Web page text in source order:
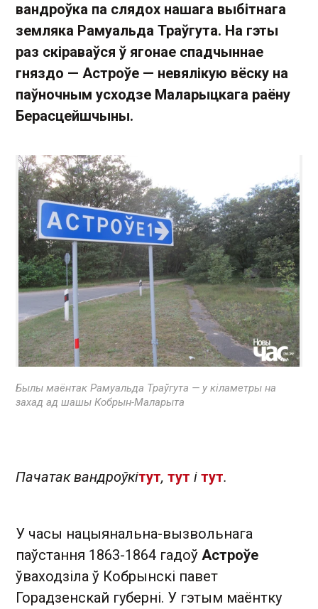
вандроўка па слядох нашага выбітнага
земляка Рамуальда Траўгута. На гэты
раз скіраваўся ў ягонае спадчыннае
гняздо — Астроўе — невялікую вёску на
паўночным усходзе Маларыцкага раёну
Берасцейшчыны.
Былы маёнтак Рамуальда Траўгута — у кіламетры на
захад ад шашы Кобрын-Маларыта
Пачатак вандроўкітут, тут і тут.
У часы нацыянальна-вызвольнага
паўстання 1863-1864 гадоў Астроўе
ўваходзіла ў Кобрынскі павет
Горадзенскай губерні. У гэтым маёнтку